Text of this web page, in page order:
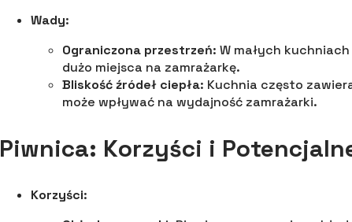
Wady:
Ograniczona przestrzeń: W małych
dużo miejsca na zamrażarkę.
Bliskość źródeł ciepła: Kuchnia często
może wpływać na wydajność zamrażarki.
Piwnica: Korzyści i
Korzyści: